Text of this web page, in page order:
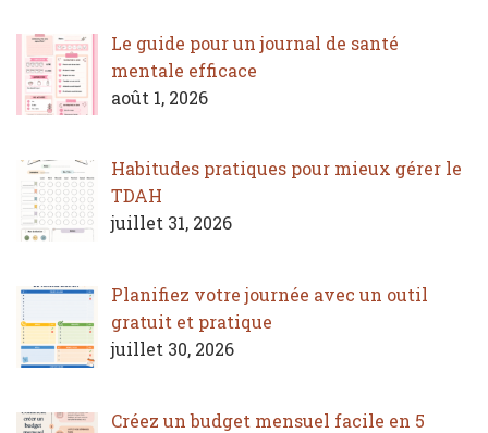
Le guide pour un journal de santé
mentale efficace
août 1, 2026
Habitudes pratiques pour mieux gérer le
TDAH
juillet 31, 2026
Planifiez votre journée avec un outil
gratuit et pratique
juillet 30, 2026
Créez un budget mensuel facile en 5